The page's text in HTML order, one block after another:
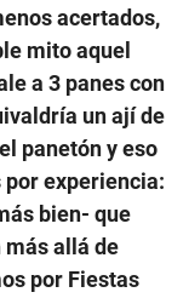
acertados,
mito aquel
a 3 panes con
un ají de
panetón y eso
por experiencia:
bien- que
más allá de
por Fiestas